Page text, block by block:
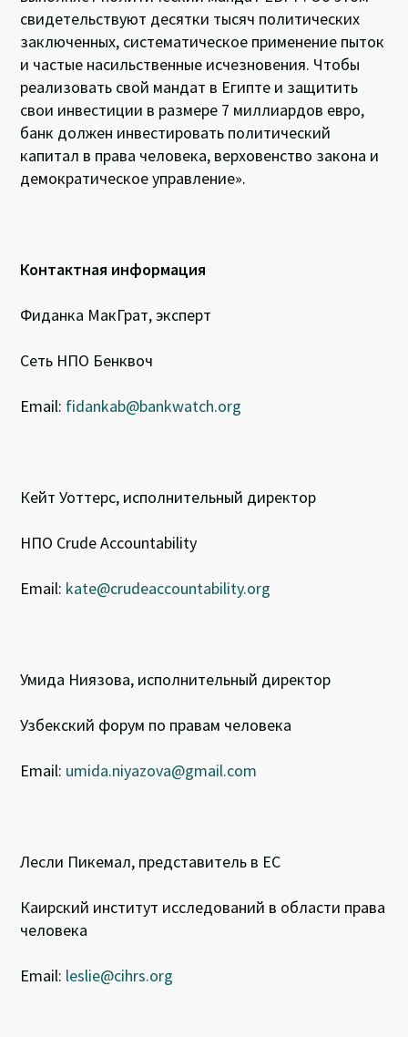
свидетельствуют десятки тысяч политических
заключенных, систематическое применение пыток
и частые насильственные исчезновения. Чтобы
реализовать свой мандат в Египте и защитить
свои инвестиции в размере 7 миллиардов евро,
банк должен инвестировать политический
капитал в права человека, верховенство закона и
демократическое управление».
Контактная информация
Фиданка МакГрат, эксперт
Сеть НПО Бенквоч
Email: fidankab@bankwatch.org
Кейт Уоттерс, исполнительный директор
НПО Crude Accountability
Email: kate@crudeaccountability.org
Умида Ниязова, исполнительный директор
Узбекский форум по правам человека
Email: umida.niyazova@gmail.com
Лесли Пикемал, представитель в ЕС
Каирский институт исследований в области права
человека
Email: leslie@cihrs.org